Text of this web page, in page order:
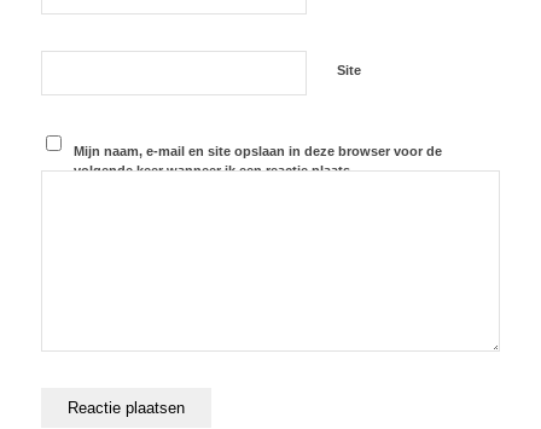
Site
Mijn naam, e-mail en site opslaan in deze browser voor de
volgende keer wanneer ik een reactie plaats.